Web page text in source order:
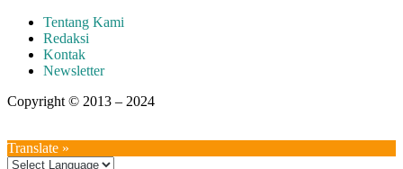
Tentang Kami
Redaksi
Kontak
Newsletter
Copyright © 2013 – 2024
Translate »